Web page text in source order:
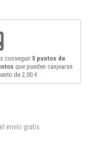
conseguir 5 puntos de
que pueden canjearse
de 2,00 €
envío gratis